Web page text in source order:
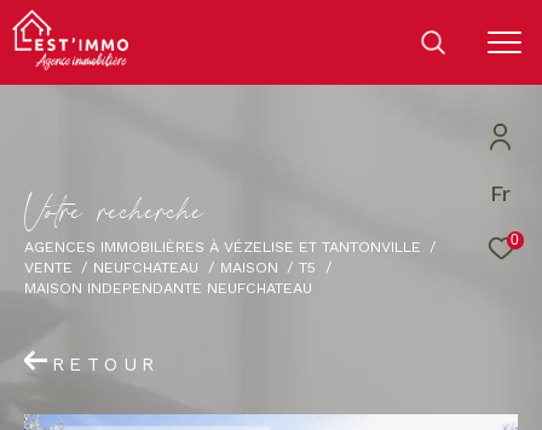
Fr
0
Votre recherche
AGENCES IMMOBILIÈRES À VÉZELISE ET TANTONVILLE
VENTE
NEUFCHATEAU MAISON
T5
MAISON INDEPENDANTE NEUFCHATEAU
RETOUR